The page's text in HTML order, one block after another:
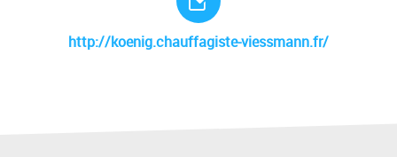
http://koenig.chauffagiste-viessmann.fr/